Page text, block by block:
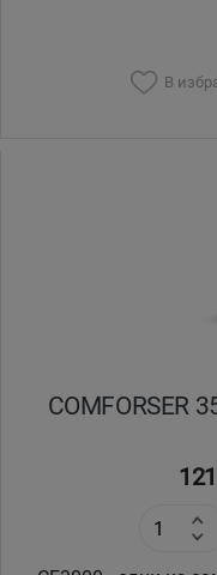
В
COMFORSER